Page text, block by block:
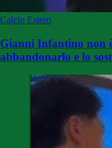
Calcio Estero
Gianni Infantino non
abbandonarlo e lo